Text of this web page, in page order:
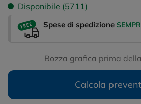
Disponibile (5711)
Spese di spedizione
Bozza grafica prima
Calcola